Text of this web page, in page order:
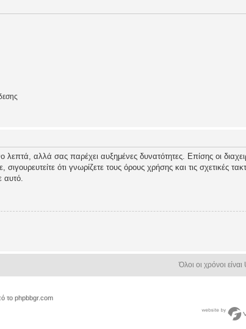
αλλά σας παρέχει αυξημένες δυνατότητες. Επίσης οι
ότι γνωρίζετε τους όρους χρήσης και τις σχετικές
αυτό.
Όλοι οι χρόνοι
το phpbbgr.com